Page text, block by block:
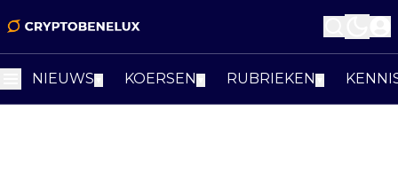
NIEUWS KOERSEN RUBRIEKEN